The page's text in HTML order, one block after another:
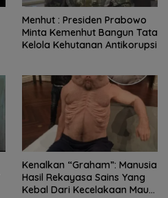
Menhut : Presiden Prabowo
Minta Kemenhut Bangun Tata
Kelola Kehutanan Antikorupsi
Kenalkan “Graham”: Manusia
Hasil Rekayasa Sains Yang
Kebal Dari Kecelakaan Maut